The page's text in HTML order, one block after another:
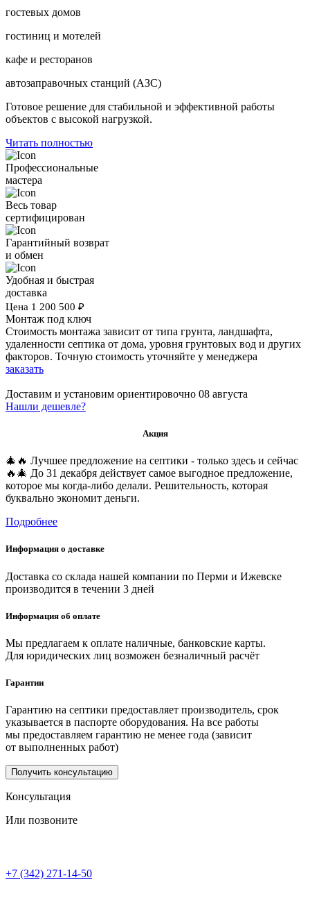
гостевых домов
гостиниц и мотелей
кафе и ресторанов
автозаправочных станций (АЗС)
Готовое решение для стабильной и эффективной работы
объектов с высокой нагрузкой.
Читать полностью
Профессиональные
мастера
Весь товар
сертифицирован
Гарантийный возврат
и обмен
Удобная и быстрая
доставка
Цена 1 200 500 ₽
Монтаж под ключ
Стоимость монтажа зависит от типа грунта, ландшафта,
удаленности септика от дома, уровня грунтовых вод и других
факторов. Точную стоимость уточняйте у менеджера
заказать
Доставим и установим ориентировочно 08 августа
Нашли дешевле?
Акция
🎄🔥 Лучшее предложение на септики - только здесь и сейчас
🔥🎄 До 31 декабря действует самое выгодное предложение,
которое мы когда-либо делали. Решительность, которая
буквально экономит деньги.
Подробнее
Информация о доставке
Доставка со склада нашей компании по Перми и Ижевске
производится в течении 3 дней
Информация об оплате
Мы предлагаем к оплате наличные, банковские карты.
Для юридических лиц возможен безналичный расчёт
Гарантии
Гарантию на септики предоставляет производитель, срок
указывается в паспорте оборудования. На все работы
мы предоставляем гарантию не менее года (зависит
от выполненных работ)
Получить консультацию
Консультация
Или позвоните
+7 (342) 271-14-50